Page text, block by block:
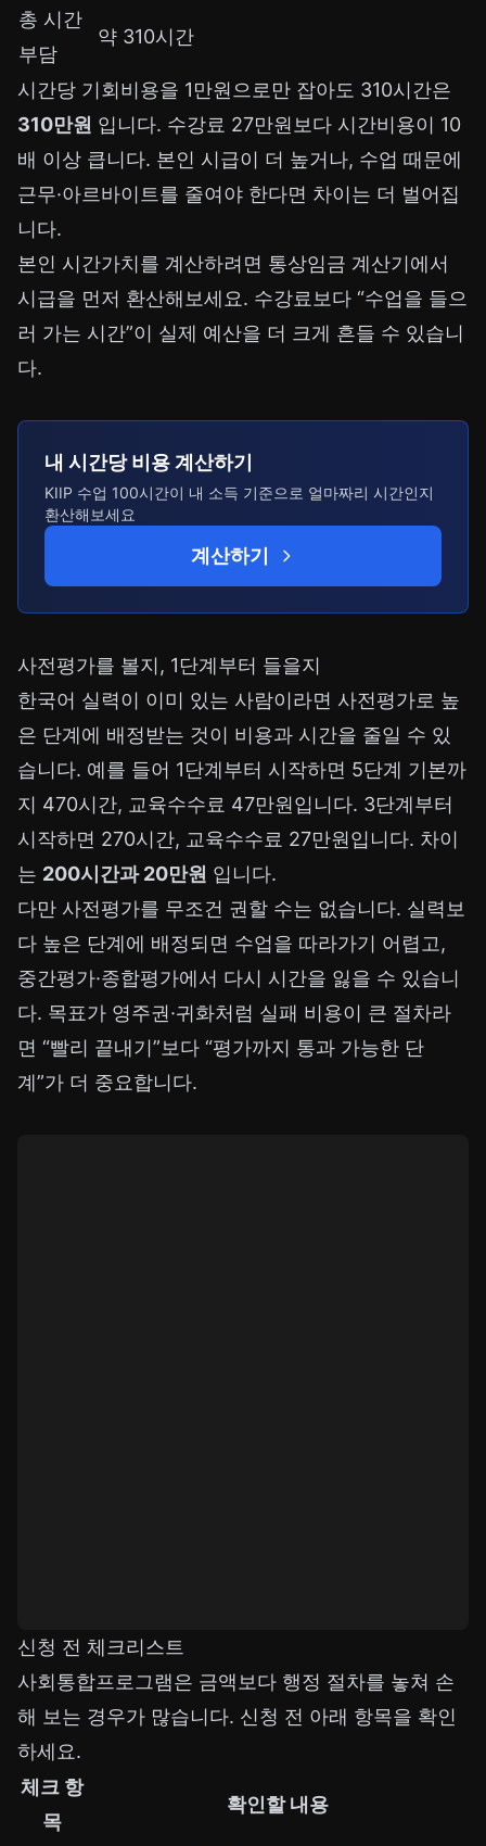
총 시간
부담
약 310시간
시간당 기회비용을 1만원으로만 잡아도 310시간은
310만원 입니다. 수강료 27만원보다 시간비용이 10
배 이상 큽니다. 본인 시급이 더 높거나, 수업 때문에
근무·아르바이트를 줄여야 한다면 차이는 더 벌어집
니다.
본인 시간가치를 계산하려면 통상임금 계산기에서
시급을 먼저 환산해보세요. 수강료보다 “수업을 들으
러 가는 시간”이 실제 예산을 더 크게 흔들 수 있습니
다.
내 시간당 비용 계산하기
KIIP 수업 100시간이 내 소득 기준으로 얼마짜리 시간인지
환산해보세요
계산하기
사전평가를 볼지, 1단계부터 들을지
한국어 실력이 이미 있는 사람이라면 사전평가로 높
은 단계에 배정받는 것이 비용과 시간을 줄일 수 있
습니다. 예를 들어 1단계부터 시작하면 5단계 기본까
지 470시간, 교육수수료 47만원입니다. 3단계부터
시작하면 270시간, 교육수수료 27만원입니다. 차이
는 200시간과 20만원 입니다.
다만 사전평가를 무조건 권할 수는 없습니다. 실력보
다 높은 단계에 배정되면 수업을 따라가기 어렵고,
중간평가·종합평가에서 다시 시간을 잃을 수 있습니
다. 목표가 영주권·귀화처럼 실패 비용이 큰 절차라
면 “빨리 끝내기”보다 “평가까지 통과 가능한 단
계”가 더 중요합니다.
신청 전 체크리스트
사회통합프로그램은 금액보다 행정 절차를 놓쳐 손
해 보는 경우가 많습니다. 신청 전 아래 항목을 확인
하세요.
체크 항
목
확인할 내용